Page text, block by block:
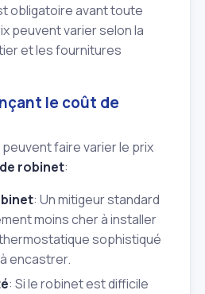
obligatoire avant toute
peuvent varier selon la
et les fournitures
le coût de
faire varier le prix
robinet:
: Un mitigeur standard
moins cher à installer
sophistiqué
encastrer.
: Si le robinet est difficile